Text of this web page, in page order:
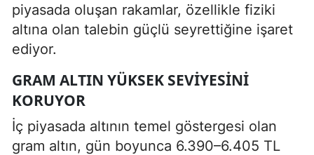
piyasada oluşan rakamlar, özellikle fiziki
altına olan talebin güçlü seyrettiğine işaret
ediyor.
GRAM ALTIN YÜKSEK SEVIYESINI
KORUYOR
İç piyasada altının temel göstergesi olan
gram altın, gün boyunca 6.390–6.405 TL